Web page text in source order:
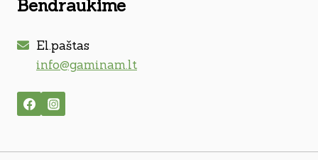
Bendraukime
El.paštas
info@gaminam.lt